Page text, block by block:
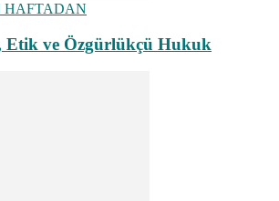
HAFTADAN
Etik ve Özgürlükçü Hukuk